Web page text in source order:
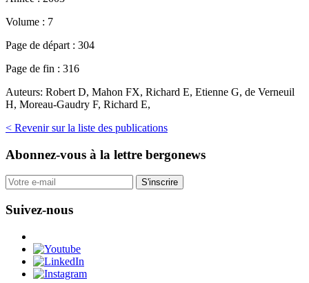
Volume : 7
Page de départ : 304
Page de fin : 316
Auteurs: Robert D, Mahon FX, Richard E, Etienne G, de Verneuil
H, Moreau-Gaudry F, Richard E,
< Revenir sur la liste des publications
Abonnez-vous à la lettre bergonews
S'inscrire
Suivez-nous